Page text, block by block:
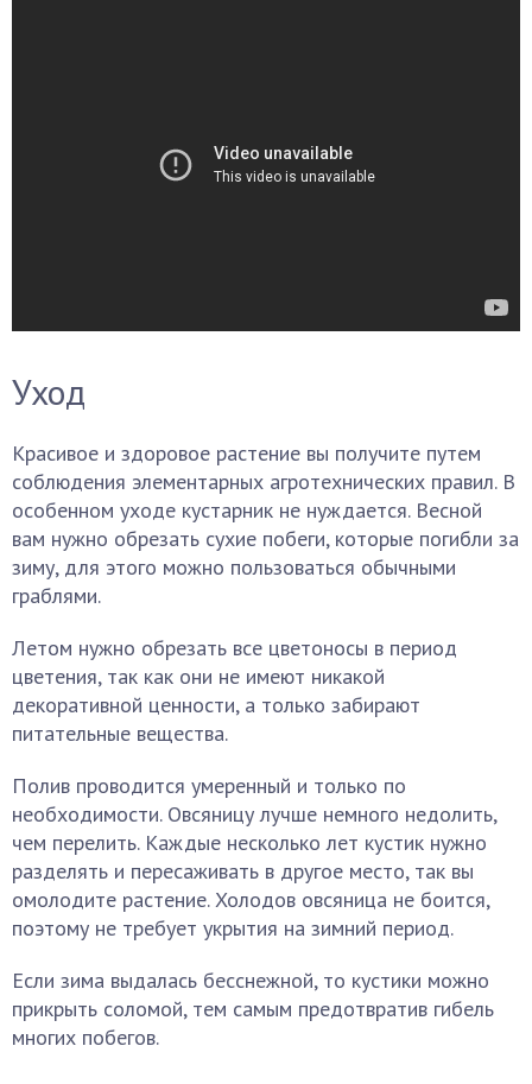
Уход
Красивое и здоровое растение вы получите путем
соблюдения элементарных агротехнических правил. В
особенном уходе кустарник не нуждается. Весной
вам нужно обрезать сухие побеги, которые погибли за
зиму, для этого можно пользоваться обычными
граблями.
Летом нужно обрезать все цветоносы в период
цветения, так как они не имеют никакой
декоративной ценности, а только забирают
питательные вещества.
Полив проводится умеренный и только по
необходимости. Овсяницу лучше немного недолить,
чем перелить. Каждые несколько лет кустик нужно
разделять и пересаживать в другое место, так вы
омолодите растение. Холодов овсяница не боится,
поэтому не требует укрытия на зимний период.
Если зима выдалась бесснежной, то кустики можно
прикрыть соломой, тем самым предотвратив гибель
многих побегов.